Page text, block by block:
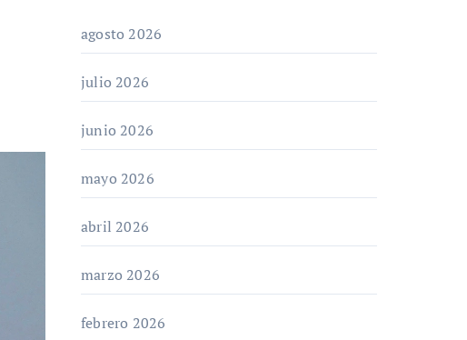
agosto 2026
julio 2026
junio 2026
mayo 2026
abril 2026
marzo 2026
febrero 2026